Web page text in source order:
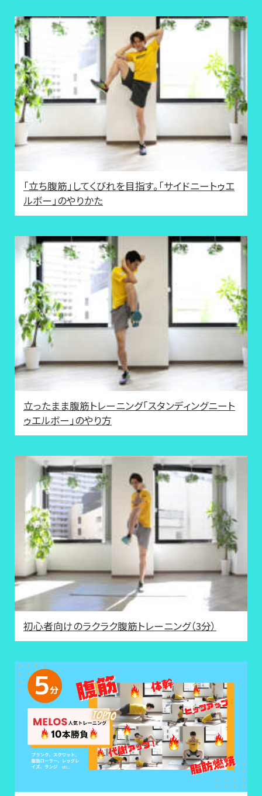
「立ち腹筋」してくびれを目指す。「サイドニートゥエ
ルボー」のやりかた
立ったまま腹筋トレーニング「スタンディングニート
ゥエルボー」のやり方
初心者向けのラクラク腹筋トレーニング（3分）